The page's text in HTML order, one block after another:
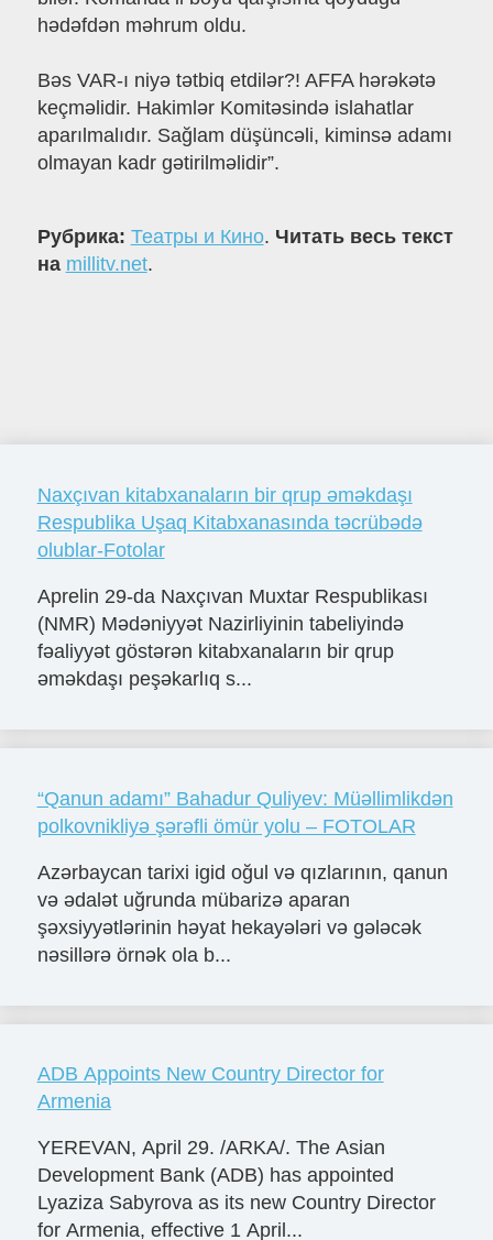
hədəfdən məhrum oldu.
Bəs VAR-ı niyə tətbiq etdilər?! AFFA hərəkətə
keçməlidir. Hakimlər Komitəsində islahatlar
aparılmalıdır. Sağlam düşüncəli, kiminsə adamı
olmayan kadr gətirilməlidir”.
Рубрика: Театры и Кино. Читать весь текст
на millitv.net.
Naxçıvan kitabxanaların bir qrup əməkdaşı
Respublika Uşaq Kitabxanasında təcrübədə
olublar-Fotolar
Aprelin 29-da Naxçıvan Muxtar Respublikası
(NMR) Mədəniyyət Nazirliyinin tabeliyində
fəaliyyət göstərən kitabxanaların bir qrup
əməkdaşı peşəkarlıq s...
“Qanun adamı” Bahadur Quliyev: Müəllimlikdən
polkovnikliyə şərəfli ömür yolu – FOTOLAR
Azərbaycan tarixi igid oğul və qızlarının, qanun
və ədalət uğrunda mübarizə aparan
şəxsiyyətlərinin həyat hekayələri və gələcək
nəsillərə örnək ola b...
ADB Appoints New Country Director for
Armenia
YEREVAN, April 29. /ARKA/. The Asian
Development Bank (ADB) has appointed
Lyaziza Sabyrova as its new Country Director
for Armenia, effective 1 April...